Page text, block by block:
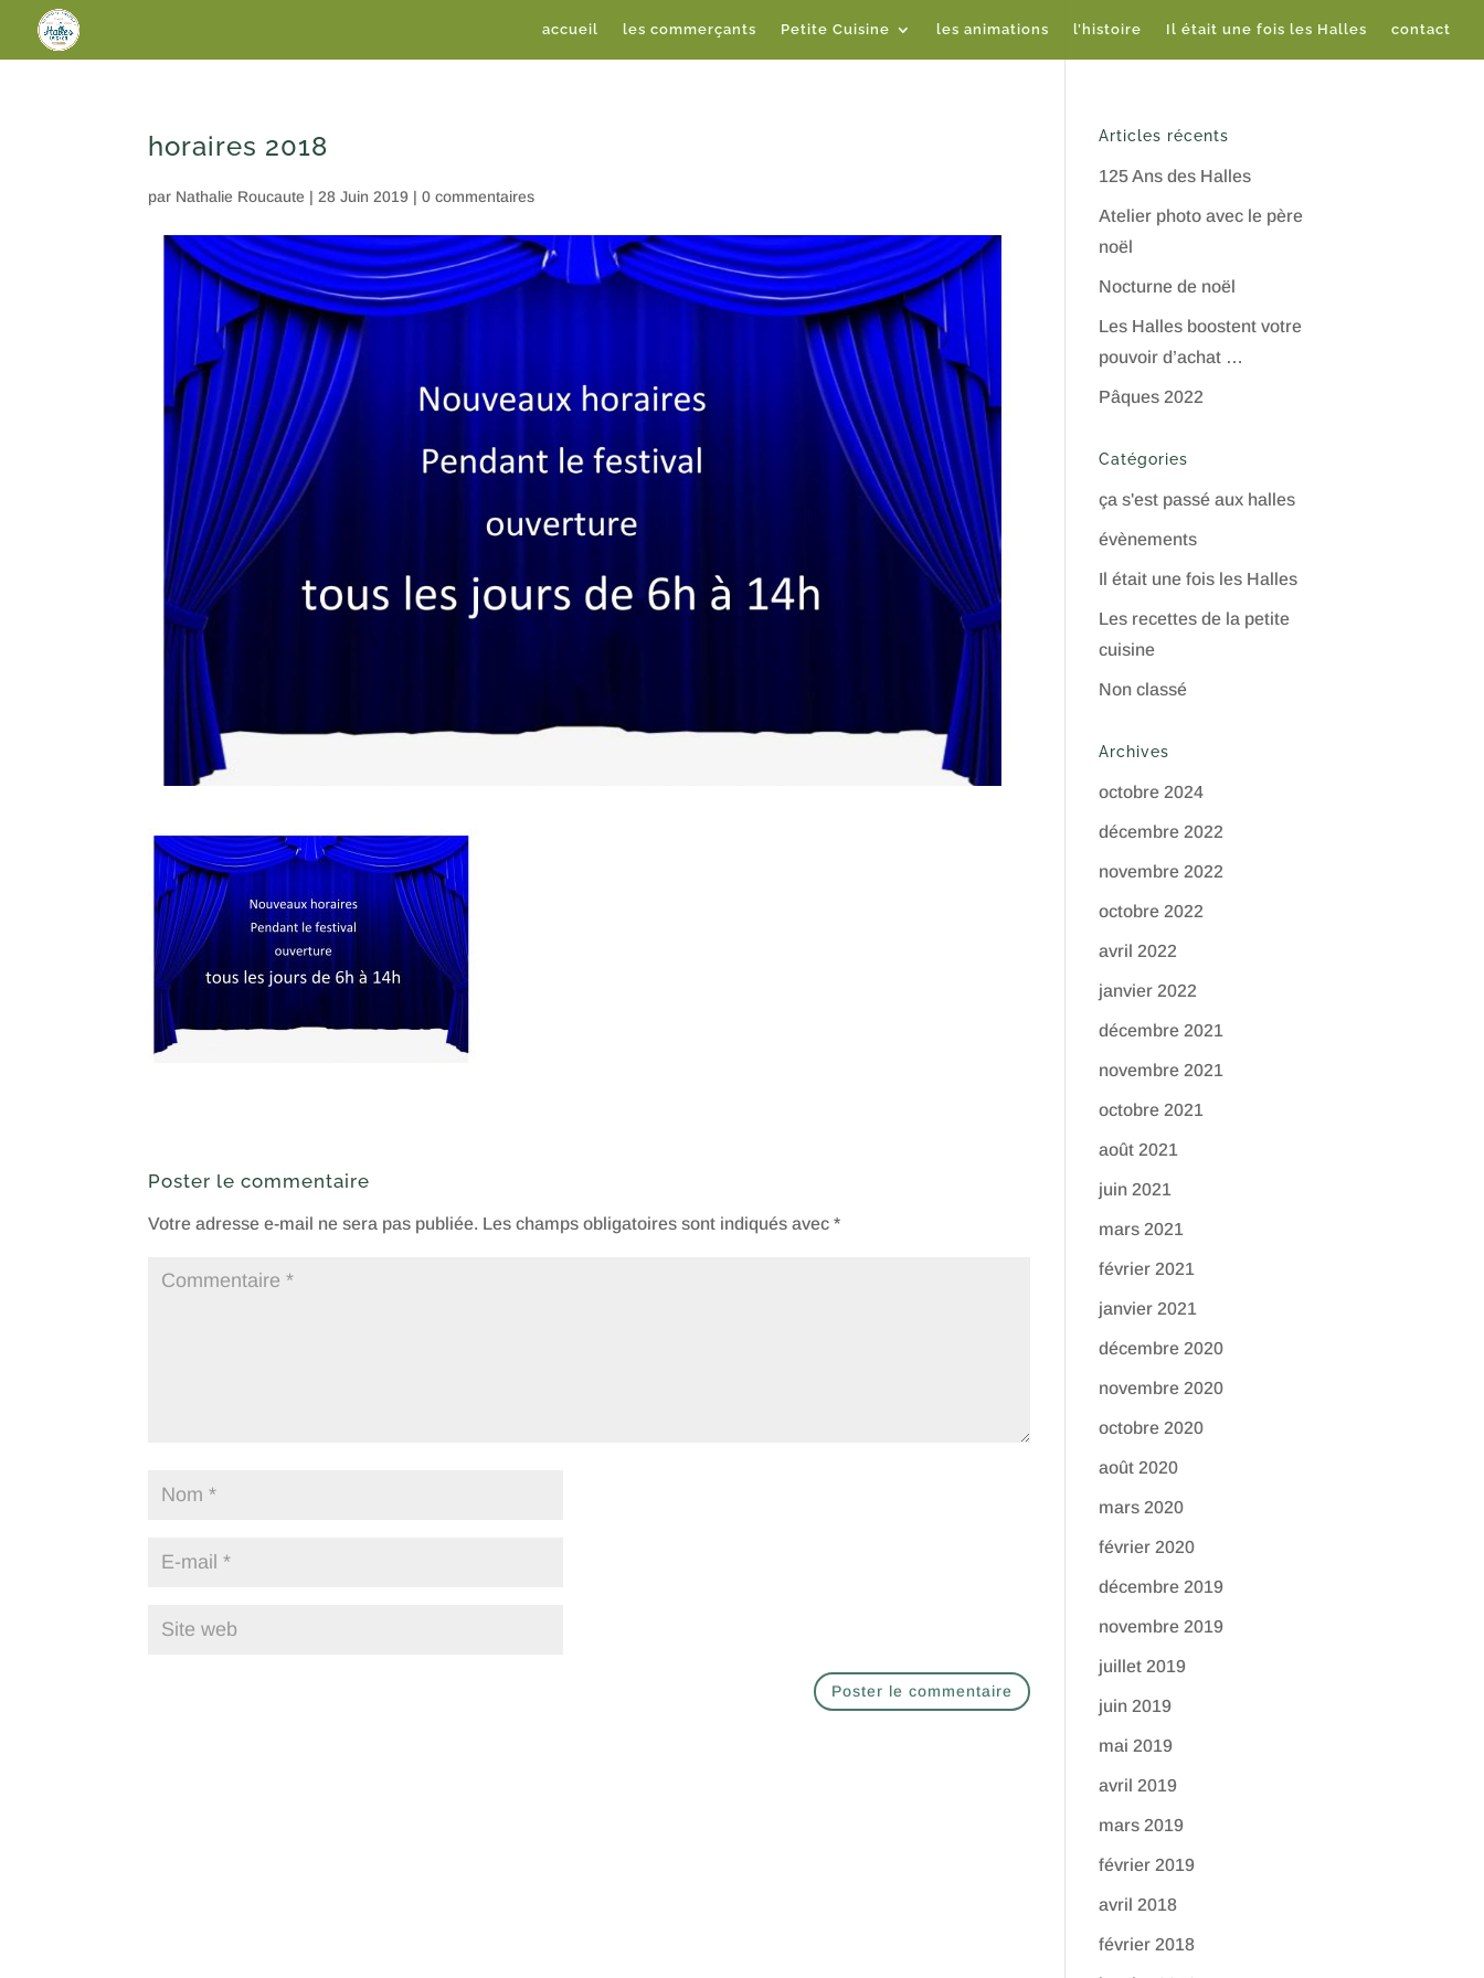
accueil les commerçants Petite Cuisine les animations l’histoire Il était une fois les Halles contact
horaires 2018
par Nathalie Roucaute | 28 Juin 2019 |0 commentaires
Poster le commentaire
Votre adresse e-mail ne sera pas publiée. Les champs obligatoires sont indiqués avec*
Articles récents
125 Ans des Halles
Atelier photo avec le père
noël
Nocturne de noël
Les Halles boostent votre
pouvoir d’achat …
Pâques 2022
Catégories
ça s'est passé aux halles
évènements
Il était une fois les Halles
Les recettes de la petite
cuisine
Non classé
Archives
octobre 2024
décembre 2022
novembre 2022
octobre 2022
avril 2022
janvier 2022
décembre 2021
novembre 2021
octobre 2021
août 2021
juin 2021
mars 2021
février 2021
janvier 2021
décembre 2020
novembre 2020
octobre 2020
août 2020
mars 2020
février 2020
décembre 2019
novembre 2019
juillet 2019
juin 2019
mai 2019
avril 2019
mars 2019
février 2019
avril 2018
février 2018